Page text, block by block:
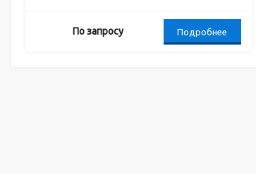
По запросу Подробнее